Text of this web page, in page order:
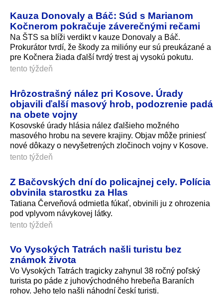
Kauza Donovaly a Báč: Súd s Marianom
Kočnerom pokračuje záverečnými rečami
Na ŠTS sa blíži verdikt v kauze Donovaly a Báč.
Prokurátor tvrdí, že škody za milióny eur sú preukázané a
pre Kočnera žiada ďalší tvrdý trest aj vysokú pokutu.
tento týždeň
Hrôzostrašný nález pri Kosove. Úrady
objavili ďalší masový hrob, podozrenie padá
na obete vojny
Kosovské úrady hlásia nález ďalšieho možného
masového hrobu na severe krajiny. Objav môže priniesť
nové dôkazy o nevyšetrených zločinoch vojny v Kosove.
tento týždeň
Z Bačovských dní do policajnej cely. Polícia
obvinila starostku za Hlas
Tatiana Červeňová odmietla fúkať, obvinili ju z ohrozenia
pod vplyvom návykovej látky.
tento týždeň
Vo Vysokých Tatrách našli turistu bez
známok života
Vo Vysokých Tatrách tragicky zahynul 38 ročný poľský
turista po páde z juhovýchodného hrebeňa Baraních
rohov. Jeho telo našli náhodní českí turisti.